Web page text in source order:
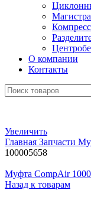
О компании
Контакты
Увеличить
Главная Запчасти
100005658
Муфта CompAir
Назад к товарам